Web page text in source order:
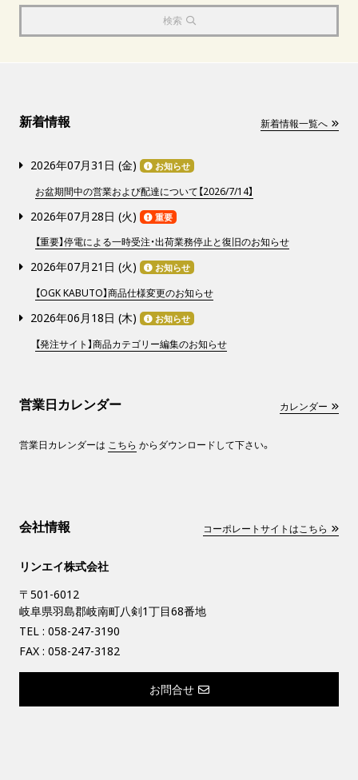
検索
新着情報 新着情報一覧へ
2026年07月31日 (金) お知らせ
お盆期間中の営業および配達について【2026/7/14】
2026年07月28日 (火) 重要
【重要】停電による一時受注・出荷業務停止と復旧のお知らせ
2026年07月21日 (火) お知らせ
【OGK KABUTO】商品仕様変更のお知らせ
2026年06月18日 (木) お知らせ
【発注サイト】商品カテゴリー編集のお知らせ
営業日カレンダー カレンダー
営業日カレンダーは こちら からダウンロードして下さい。
会社情報 コーポレートサイトはこちら
リンエイ株式会社
〒501-6012
岐阜県羽島郡岐南町八剣1丁目68番地
TEL : 058-247-3190
FAX : 058-247-3182
お問合せ